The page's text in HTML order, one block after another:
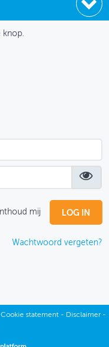
knop.
mij
Wachtwoord vergeten?
Cookie statement- Disclaimer-